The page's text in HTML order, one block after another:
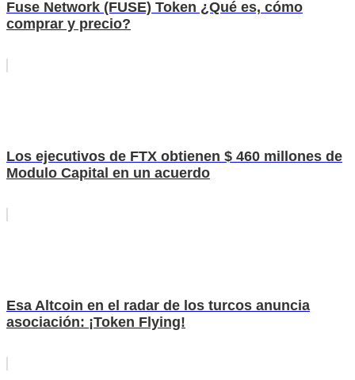
Fuse Network (FUSE) Token ¿Qué es, cómo
comprar y precio?
Los ejecutivos de FTX obtienen $ 460 millones de
Modulo Capital en un acuerdo
Esa Altcoin en el radar de los turcos anuncia
asociación: ¡Token Flying!